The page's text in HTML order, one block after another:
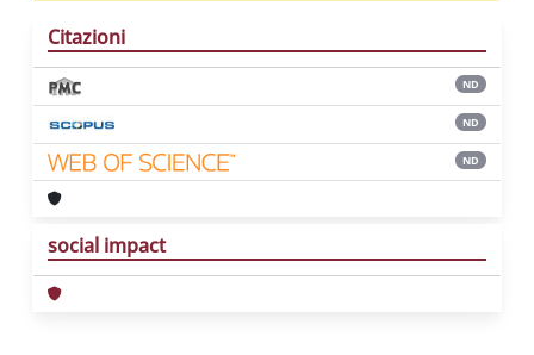
Citazioni
ND
ND
ND
social impact